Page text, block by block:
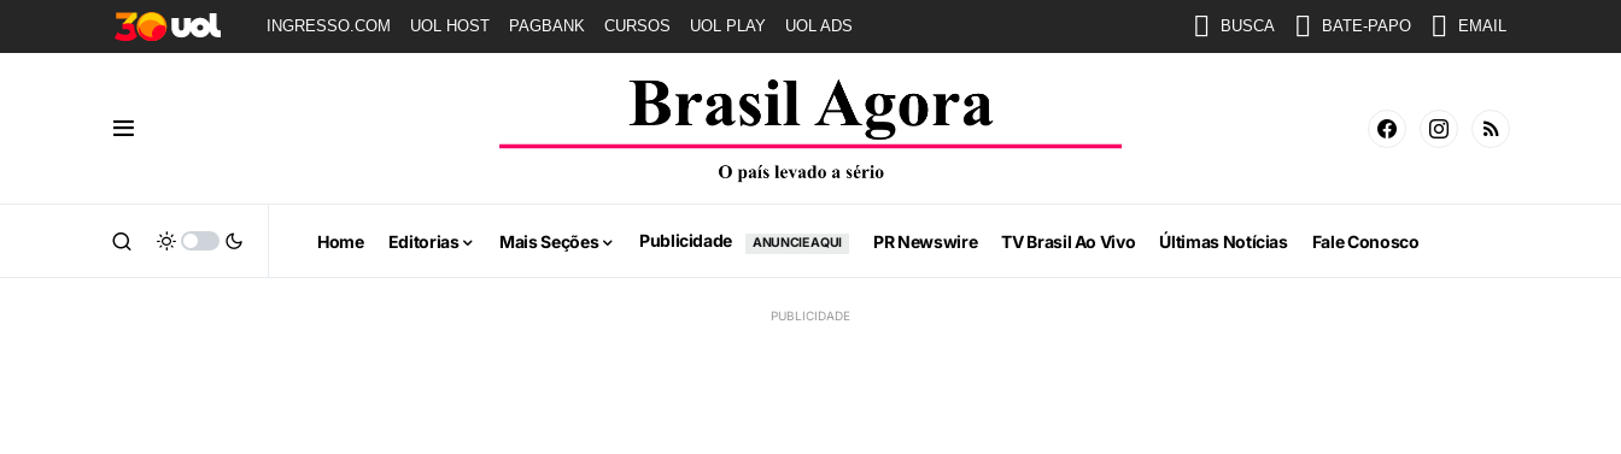
INGRESSO.COM UOL HOST PAGBANK CURSOS UOL PLAY UOL ADS BUSCA BATE-PAPO EMAIL
Home Editorias Mais Seções Publicidade ANUNCIE AQUI PR Newswire TV Brasil Ao Vivo Últimas Notícias Fale Conosco